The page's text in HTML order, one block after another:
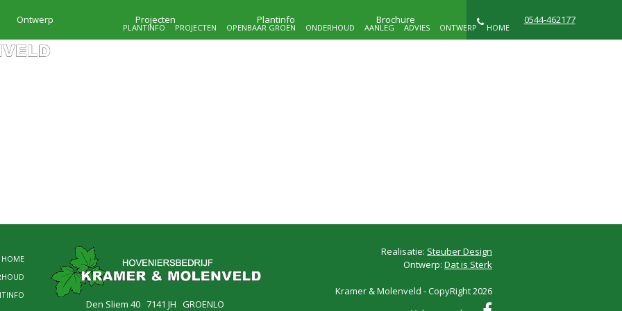
HOME
ONTWERP
ADVIES
AANLEG
ONDERHOUD
OPENBAAR GROEN
PROJECTEN
PLANTINFO
Ontwerp Projecten Plantinfo Brochure 0544-462177
HOME
Den Sliem 40 7141 JH GROENLO
Realisatie: Steuber Design
Ontwerp: Dat is Sterk
Kramer & Molenveld - CopyRight 2026